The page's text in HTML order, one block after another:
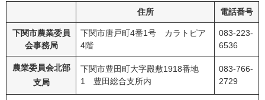
住所
電話番号
下関市農業委員
会事務局
下関市唐戸町4番1号 カラトピア
4階
083-223-
6536
農業委員会北部
支局
下関市豊田町大字殿敷1918番地
1 豊田総合支所内
083-766-
2729